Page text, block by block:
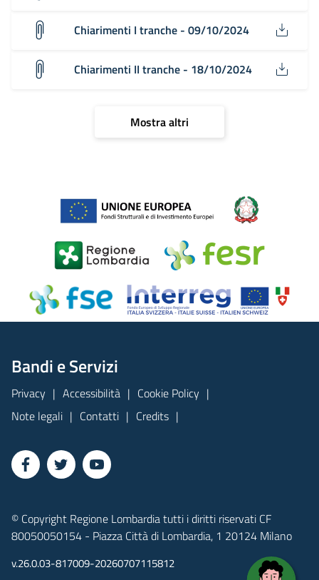
Chiarimenti I tranche - 09/10/2024
Chiarimenti II tranche - 18/10/2024
Mostra altri
Bandi e Servizi
Privacy Accessibilità
Cookie Policy
Note legali
Contatti Credits
© Copyright Regione Lombardia tutti i diritti riservati CF
80050050154 - Piazza Città di Lombardia, 1 20124 Milano
v.26.0.03-817009-20260707115812